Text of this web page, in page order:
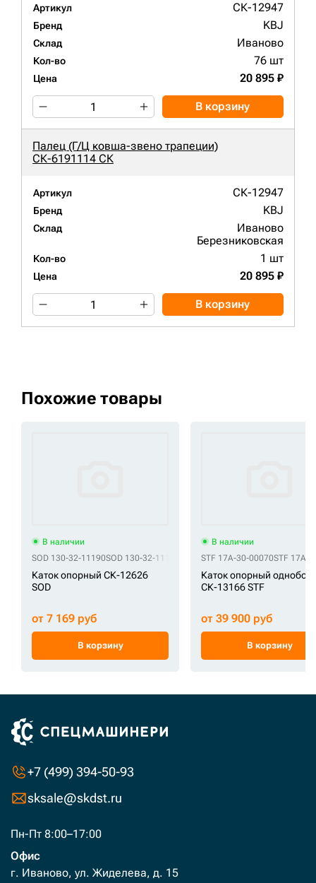
Артикул СК-12947
Бренд KBJ
Склад Иваново
Кол-во 76 шт
Цена 20 895 ₽
В корзину
Палец (Г/Ц ковша-звено трапеции)
СК-6191114 СК
Артикул СК-12947
Бренд KBJ
Склад
Иваново
Березниковская
Кол-во 1 шт
Цена 20 895 ₽
В корзину
Похожие товары
В наличии
SOD 130-32-11190SOD 130-32-11191 SOD 130-803-7190SOD 135-32-
Каток опорный СК-12626
SOD
от 7 169 руб
В корзину
В наличии
STF 17A-30-00070STF 17A-
Каток опорный
СК-13166 STF
от 39 900 руб
В корзину
+7 (499) 394-50-93
sksale@skdst.ru
Пн-Пт 8:00–17:00
Офис
г. Иваново, ул. Жиделева, д. 15